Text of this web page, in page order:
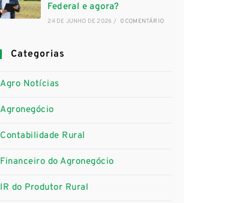
Federal e agora?
24 DE JUNHO DE 2026 / 0 COMENTÁRIO
Categorias
Agro Notícias
Agronegócio
Contabilidade Rural
Financeiro do Agronegócio
IR do Produtor Rural